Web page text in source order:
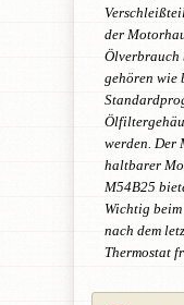
der
Ölverbrauch
gehören wie
werden. Der
haltbarer
M54B25
Wichtig
nach dem
Thermostat